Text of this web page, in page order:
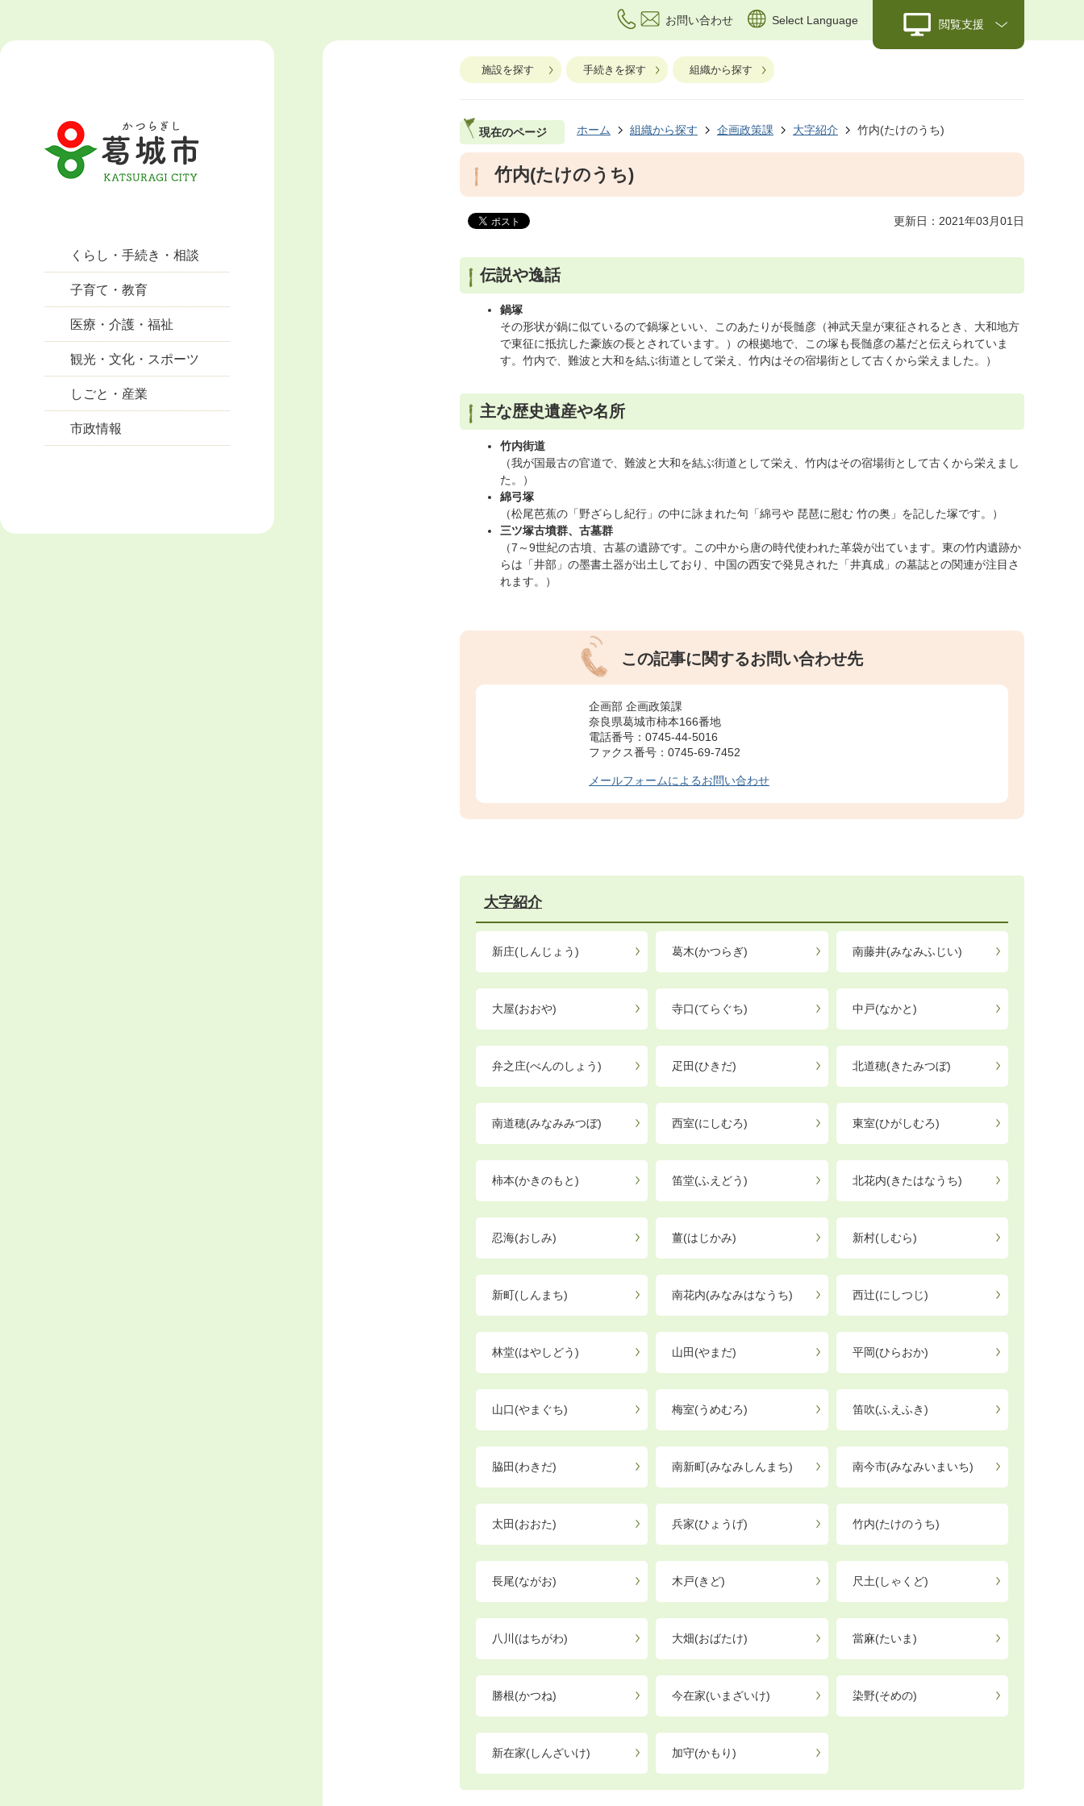
お問い合わせ Select Language 閲覧支援
くらし・手続き・相談
子育て・教育
医療・介護・福祉
観光・文化・スポーツ
しごと・産業
市政情報
施設を探す 手続きを探す 組織から探す
現在のページ ホーム 組織から探す 企画政策課 大字紹介 竹内(たけのうち)
竹内(たけのうち)
更新日：2021年03月01日
伝説や逸話
鍋塚
その形状が鍋に似ているので鍋塚といい、このあたりが長髄彦（神武天皇が東征されるとき、大和地方
で東征に抵抗した豪族の長とされています。）の根拠地で、この塚も長髄彦の墓だと伝えられていま
す。竹内で、難波と大和を結ぶ街道として栄え、竹内はその宿場街として古くから栄えました。）
主な歴史遺産や名所
竹内街道
（我が国最古の官道で、難波と大和を結ぶ街道として栄え、竹内はその宿場街として古くから栄えまし
た。）
綿弓塚
（松尾芭蕉の「野ざらし紀行」の中に詠まれた句「綿弓や 琵琶に慰む 竹の奥」を記した塚です。）
三ツ塚古墳群、古墓群
（7～9世紀の古墳、古墓の遺跡です。この中から唐の時代使われた革袋が出ています。東の竹内遺跡か
らは「井部」の墨書土器が出土しており、中国の西安で発見された「井真成」の墓誌との関連が注目さ
れます。）
この記事に関するお問い合わせ先
企画部 企画政策課
奈良県葛城市柿本166番地
電話番号：0745-44-5016
ファクス番号：0745-69-7452
メールフォームによるお問い合わせ
大字紹介
新庄(しんじょう) 葛木(かつらぎ) 南藤井(みなみふじい)
大屋(おおや) 寺口(てらぐち) 中戸(なかと)
弁之庄(べんのしょう) 疋田(ひきだ) 北道穂(きたみつぼ)
南道穂(みなみみつぼ) 西室(にしむろ) 東室(ひがしむろ)
柿本(かきのもと) 笛堂(ふえどう) 北花内(きたはなうち)
忍海(おしみ) 薑(はじかみ) 新村(しむら)
新町(しんまち) 南花内(みなみはなうち) 西辻(にしつじ)
林堂(はやしどう) 山田(やまだ) 平岡(ひらおか)
山口(やまぐち) 梅室(うめむろ) 笛吹(ふえふき)
脇田(わきだ) 南新町(みなみしんまち) 南今市(みなみいまいち)
太田(おおた) 兵家(ひょうげ) 竹内(たけのうち)
長尾(ながお) 木戸(きど) 尺土(しゃくど)
八川(はちがわ) 大畑(おばたけ) 當麻(たいま)
勝根(かつね) 今在家(いまざいけ) 染野(そめの)
新在家(しんざいけ) 加守(かもり)